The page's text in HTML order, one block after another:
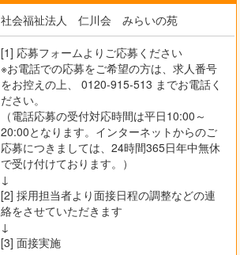
社会福祉法人 仁川会 みらいの苑
[1] 応募フォームよりご応募ください
※お電話での応募をご希望の方は、求人番号
をお控えの上、 0120-915-513 までお電話く
ださい。
（電話応募の受付対応時間は平日10:00～
20:00となります。インターネットからのご
応募につきましては、24時間365日年中無休
で受け付けております。）
↓
[2] 採用担当者より面接日程の調整などの連
絡をさせていただきます
↓
[3] 面接実施